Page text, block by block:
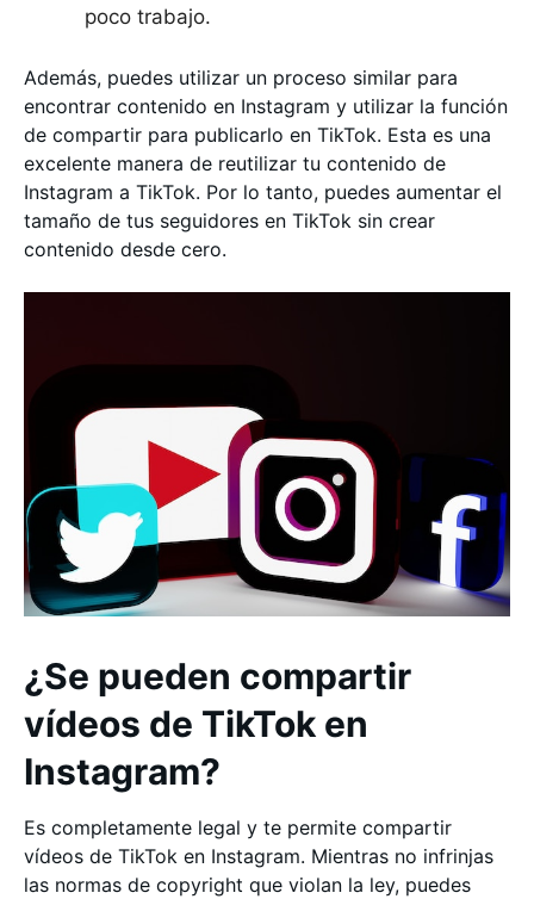
poco trabajo.
Además, puedes utilizar un proceso similar para
encontrar contenido en Instagram y utilizar la función
de compartir para publicarlo en TikTok. Esta es una
excelente manera de reutilizar tu contenido de
Instagram a TikTok. Por lo tanto, puedes aumentar el
tamaño de tus seguidores en TikTok sin crear
contenido desde cero.
¿Se pueden compartir
vídeos de TikTok en
Instagram?
Es completamente legal y te permite compartir
vídeos de TikTok en Instagram. Mientras no infrinjas
las normas de copyright que violan la ley, puedes